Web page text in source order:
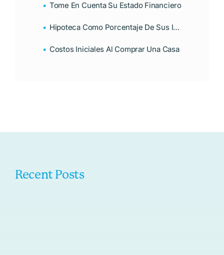
Tome En Cuenta Su Estado Financiero
Hipoteca Como Porcentaje De Sus Ingresos
Costos Iniciales Al Comprar Una Casa
Recent Posts